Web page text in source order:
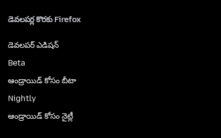
డెవలపర్ల కొరకు Firefox
డెవలపర్ ఎడిషన్
Beta
ఆండ్రాయిడ్ కోసం బీటా
Nightly
ఆండ్రాయిడ్ కోసం నైట్లీ